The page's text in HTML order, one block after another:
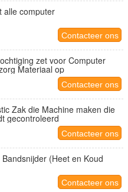
alle computer
Contacteer ons
zet voor Computer
Materiaal op
Contacteer ons
Zak die Machine maken die
gecontroleerd
Contacteer ons
(Heet en Koud
Contacteer ons